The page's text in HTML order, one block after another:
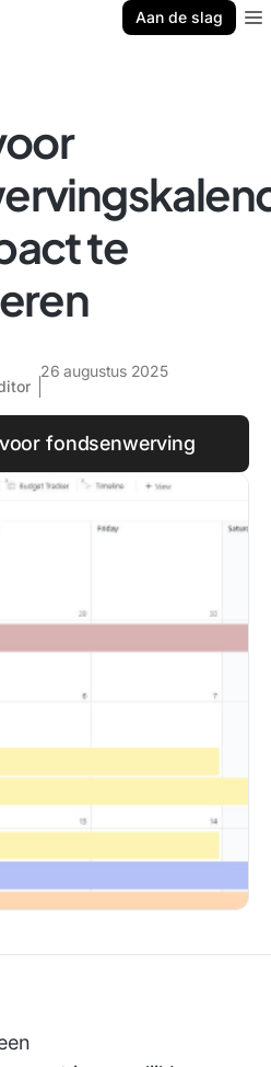
Aan de slag
te
26 augustus 2025
fondsenwerving